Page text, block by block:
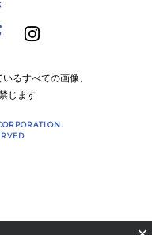
るすべての画像、
じます